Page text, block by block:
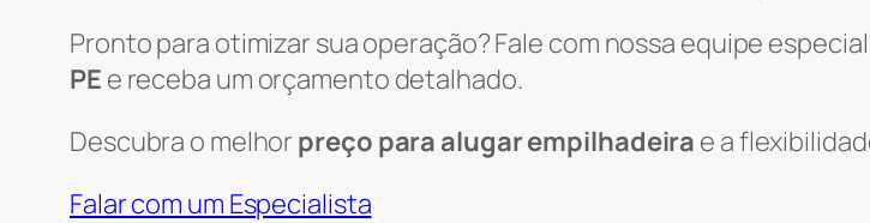
Pronto para otimizar sua operação? Fale com nossa equipe
PE e receba um orçamento detalhado.
Descubra o melhor preço para alugar empilhadeira e a
Falar com um Especialista